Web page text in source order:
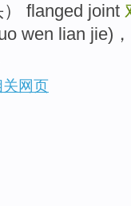
flanged joint
wen lian jie)
关网页